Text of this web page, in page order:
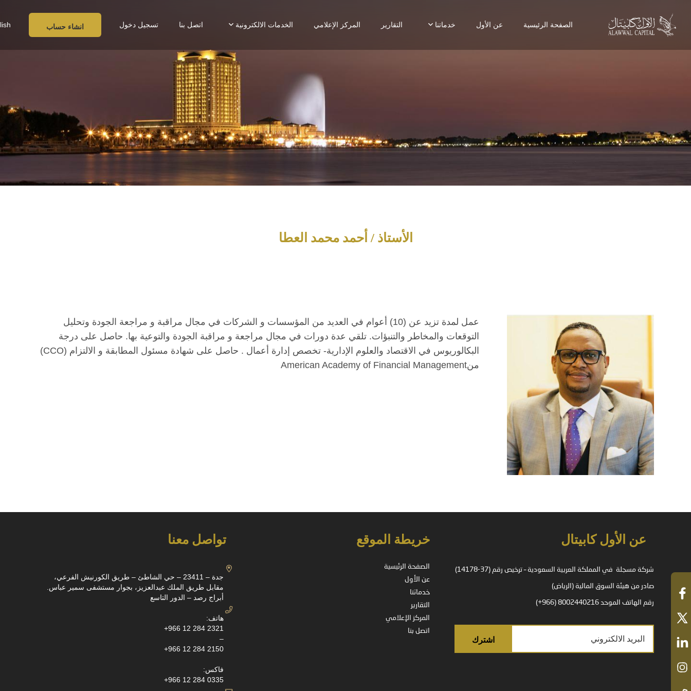
الصفحة الرئيسية عن الأول خدماتنا التقارير المركز الإعلامي الخدمات الالكترونية اتصل بنا تسجيل دخول انشاء حساب
الأستاذ / أحمد محمد العطا
عمل لمدة تزيد عن (10) أعوام في العديد من المؤسسات و الشركات في مجال مراقبة و مراجعة الجودة وتحليل
التوقعات والمخاطر والتنبؤات. تلقي عدة دورات في مجال مراجعة و مراقبة الجودة والتوعية بها. حاصل على درجة
البكالوريوس في الاقتصاد والعلوم الإدارية- تخصص إدارة أعمال . حاصل على شهادة مسئول المطابقة و الالتزام (CCO)
منAmerican Academy of Financial Management
عن الأول كابيتال
شركة مسجلة في المملكة العربية السعودية – ترخيص رقم (37-14178)
صادر من هيئة السوق المالية (الرياض)
رقم الهاتف الموحد 8002440216 (966+)
خريطة الموقع
الصفحة الرئيسية
عن الأول
خدماتنا
التقارير
المركز الإعلامي
اتصل بنا
تواصل معنا
جدة – 23411 – حي الشاطئ – طريق الكورنيش الفرعي،
مقابل طريق الملك عبدالعزيز، بجوار مستشفى سمير عباس.
أبراج رصد – الدور التاسع
هاتف:
+966 12 284 2321
–
+966 12 284 2150
فاكس:
+966 12 284 0335